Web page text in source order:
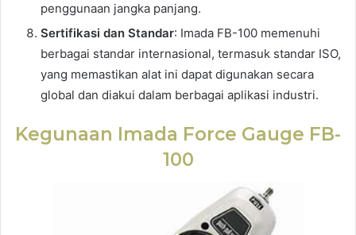
penggunaan jangka panjang.
Sertifikasi dan Standar: Imada FB-100 memenuhi
berbagai standar internasional, termasuk standar ISO,
yang memastikan alat ini dapat digunakan secara
global dan diakui dalam berbagai aplikasi industri.
Kegunaan Imada Force Gauge FB-
100